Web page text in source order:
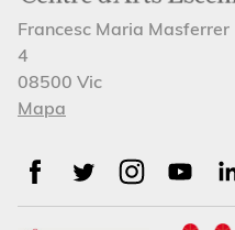
Francesc Maria Masferrer
4
08500 Vic
Mapa